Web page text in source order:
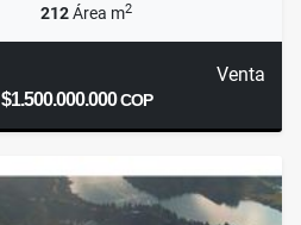
212Área m2
Venta
$1.500.000.000COP